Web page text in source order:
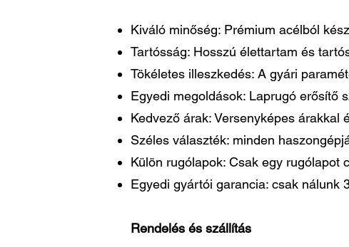
Kiváló minőség: Prémium acélból
Tartósság: Hosszú élettartam és
Tökéletes illeszkedés: A gyári
Egyedi megoldások: Laprugó erősítő
Kedvező árak: Versenyképes árakkal
Széles választék: minden
Külön rugólapok: Csak egy rugólapot
Egyedi gyártói garancia: csak nálunk
Rendelés és szállítás